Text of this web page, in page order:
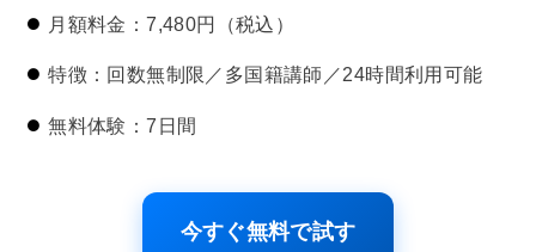
月額料金：7,480円（税込）
特徴：回数無制限／多国籍講師／24時間利用可能
無料体験：7日間
今すぐ無料で試す